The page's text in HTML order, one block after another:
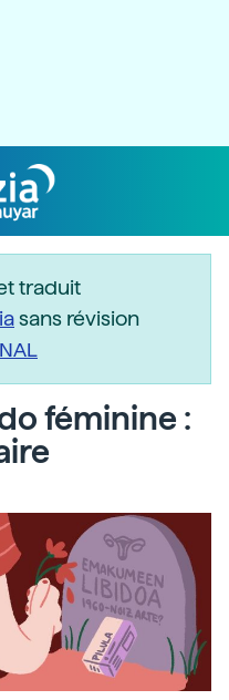
traduit
sans révision
féminine :